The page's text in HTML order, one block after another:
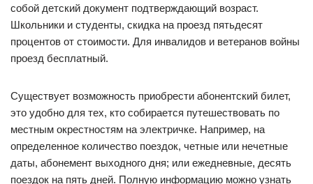
собой детский документ подтверждающий возраст.
Школьники и студенты, скидка на проезд пятьдесят
процентов от стоимости. Для инвалидов и ветеранов войны
проезд бесплатный.
Существует возможность приобрести абонентский билет,
это удобно для тех, кто собирается путешествовать по
местным окрестностям на электричке. Например, на
определенное количество поездок, четные или нечетные
даты, абонемент выходного дня; или ежедневные, десять
поездок на пять дней. Полную информацию можно узнать